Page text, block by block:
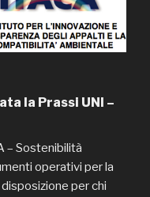
la Prassi UNI –
– Sostenibilità
operativi per la
per chi